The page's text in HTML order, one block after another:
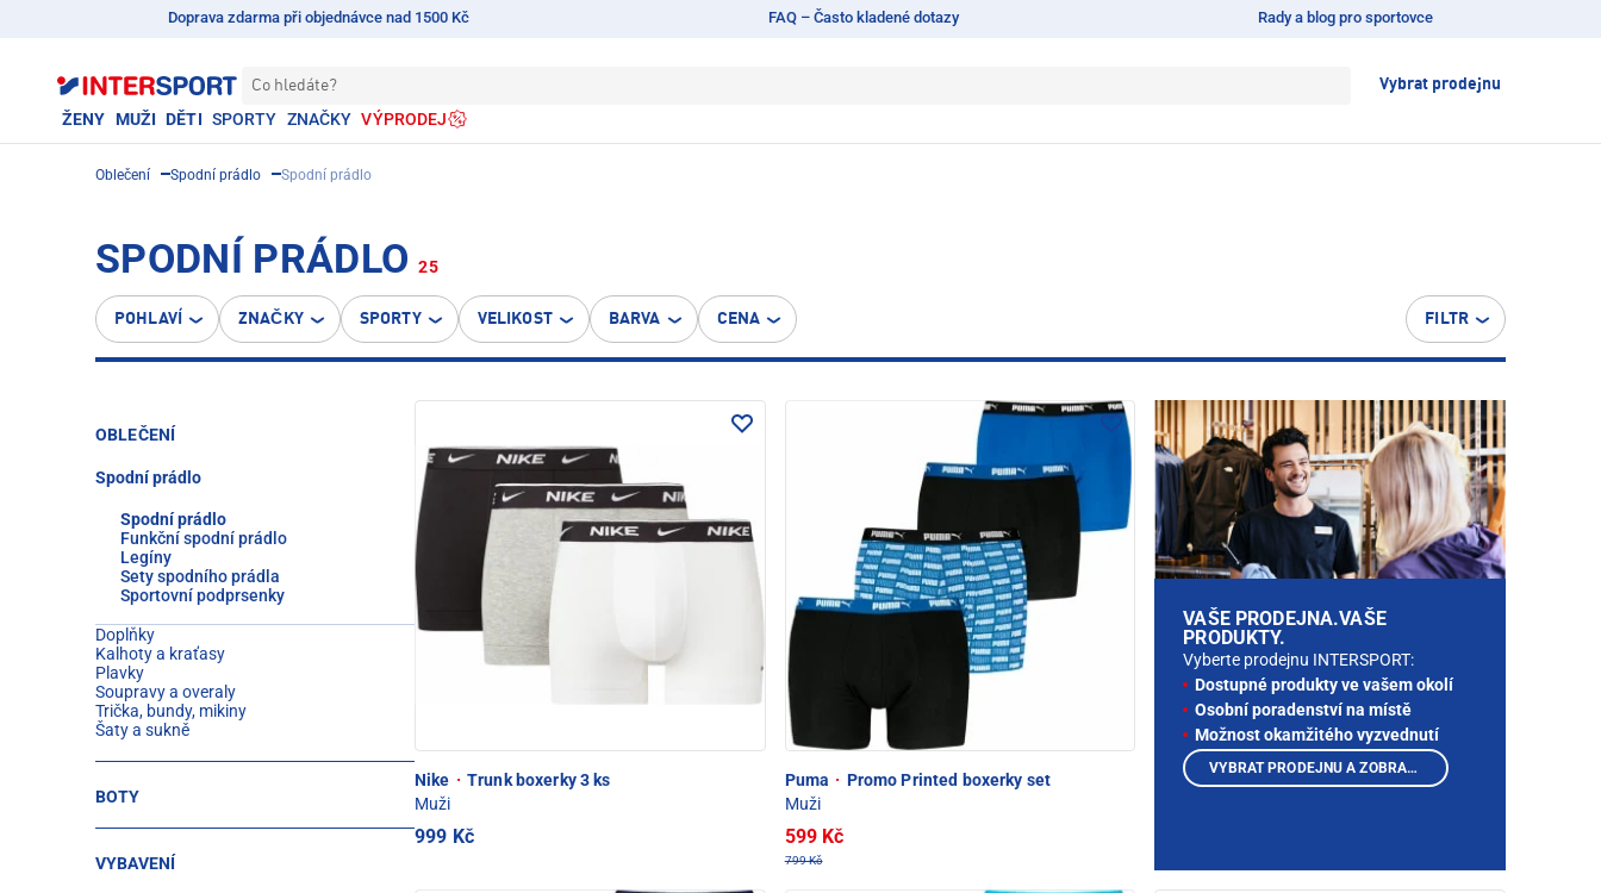
Doprava zdarma při objednávce nad 1500 Kč FAQ – Často kladené dotazy Rady a blog pro sportovce
Co hledáte? Vybrat prodejnu
ŽENY MUŽI DĚTI SPORTY ZNAČKY VÝPRODEJ
Oblečení Spodní prádlo Spodní prádlo
SPODNÍ PRÁDLO 25
POHLAVÍ ZNAČKY SPORTY VELIKOST BARVA CENA FILTR
OBLEČENÍ
Spodní prádlo
Spodní prádlo
Funkční spodní prádlo
Legíny
Sety spodního prádla
Sportovní podprsenky
Doplňky
Kalhoty a kraťasy
Plavky
Soupravy a overaly
Trička, bundy, mikiny
Šaty a sukně
BOTY
VYBAVENÍ
Nike · Trunk boxerky 3 ks
Muži
999 Kč
Puma · Promo Printed boxerky set
Muži
599 Kč
799 Kč
VAŠE PRODEJNA.VAŠE
PRODUKTY.
Vyberte prodejnu INTERSPORT:
Dostupné produkty ve vašem okolí
Osobní poradenství na místě
Možnost okamžitého vyzvednutí
VYBRAT PRODEJNU A ZOBRAZIT PRODUKTY